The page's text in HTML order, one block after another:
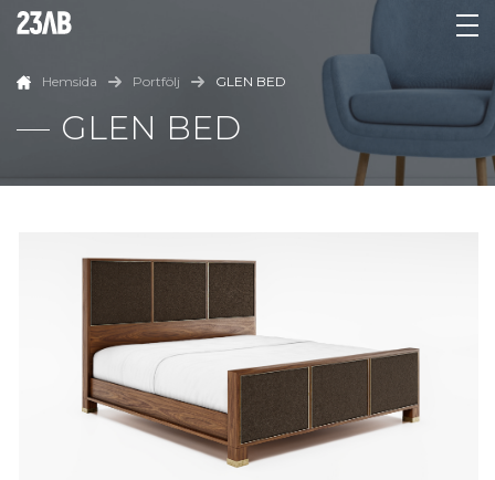
Hemsida Portfölj GLEN BED
GLEN BED